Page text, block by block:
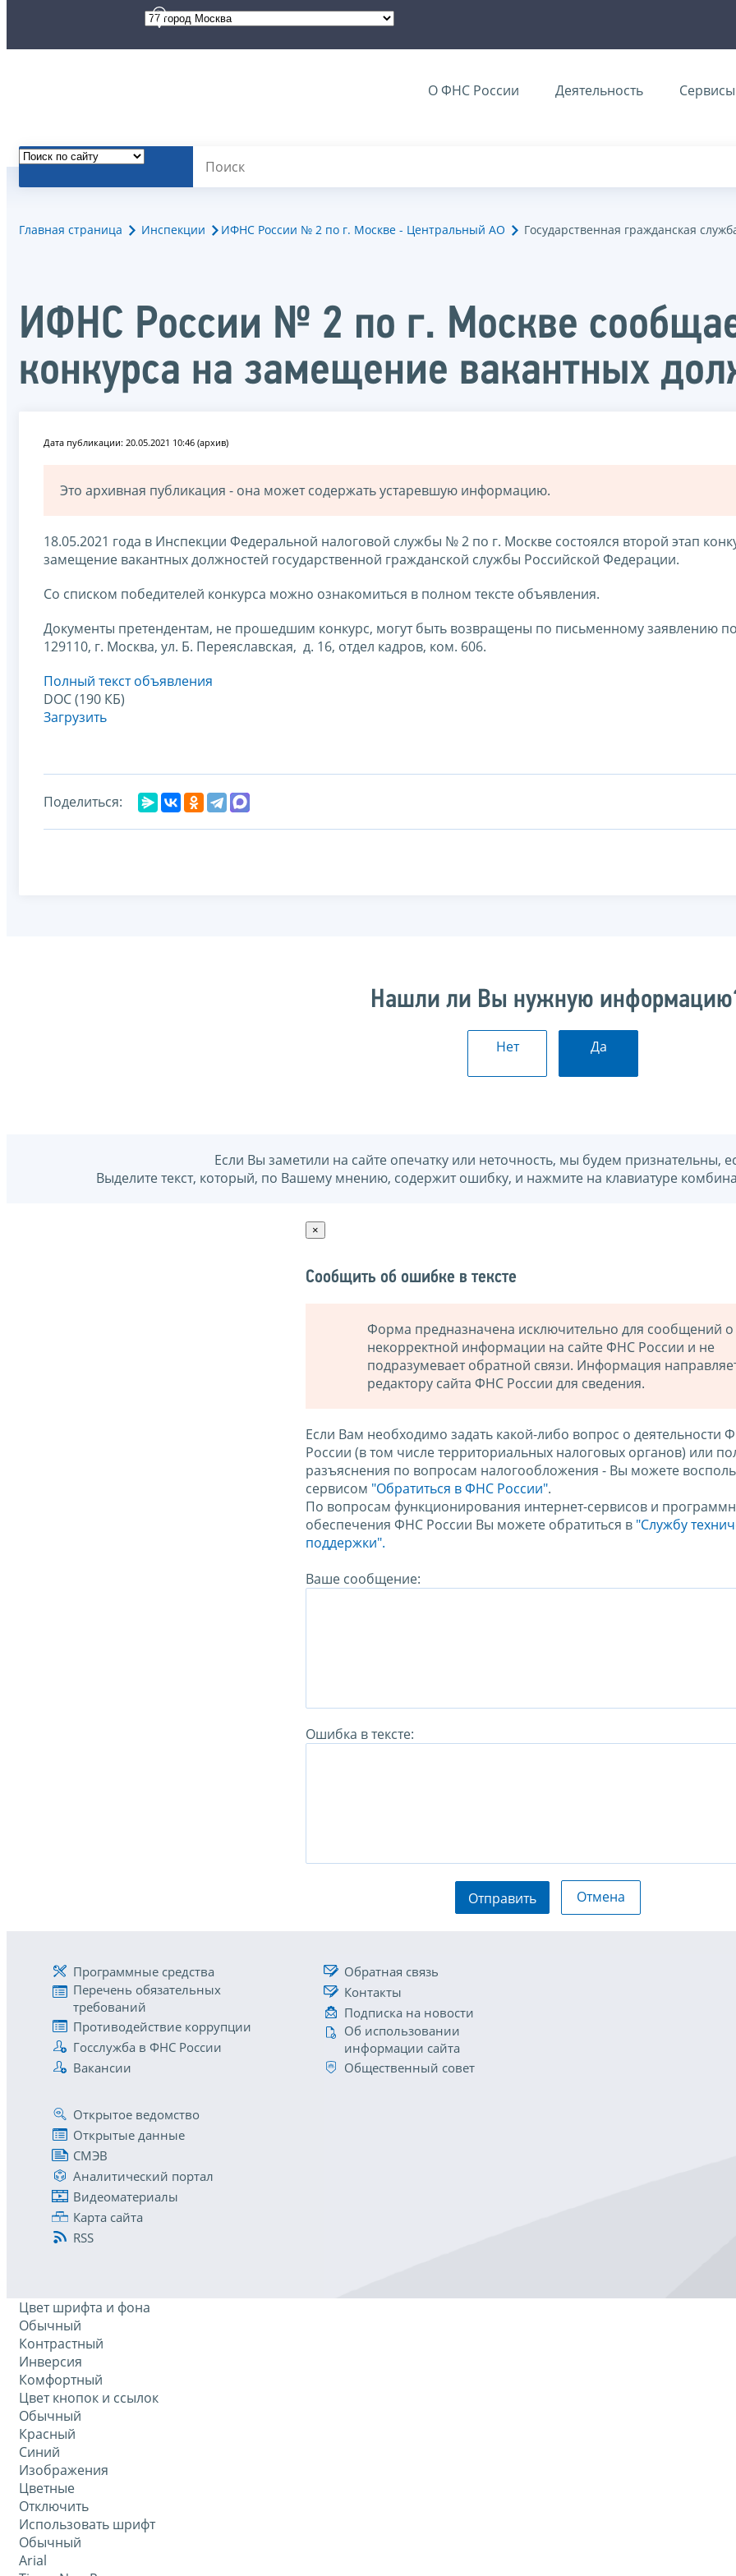
О ФНС России Деятельность Сервисы
Главная страница Инспекции ИФНС России № 2 по г. Москве - Центральный АО Государственная гражданская
ИФНС России № 2 по г. Москве
конкурса на замещение вакантных
Дата публикации: 20.05.2021 10:46 (архив)
Это архивная публикация - она может содержать устаревшую информацию.
18.05.2021 года в Инспекции Федеральной налоговой службы № 2 по г. Москве состоялся второй этап
замещение вакантных должностей государственной гражданской службы Российской Федерации.
Со списком победителей конкурса можно ознакомиться в полном тексте объявления.
Документы претендентам, не прошедшим конкурс, могут быть возвращены по письменному заявлению
129110, г. Москва, ул. Б. Переяславская, д. 16, отдел кадров, ком. 606.
Полный текст объявления
DOC (190 КБ)
Загрузить
Поделиться:
Нашли ли Вы нужную
Нет Да
Если Вы заметили на сайте опечатку или неточность, мы будем признательны,
Выделите текст, который, по Вашему мнению, содержит ошибку, и нажмите на клавиатуре
×
Сообщить об ошибке в тексте
Форма предназначена исключительно для сообщений о
некорректной информации на сайте ФНС России и не
подразумевает обратной связи. Информация
редактору сайта ФНС России для сведения.
Если Вам необходимо задать какой-либо вопрос о деятельности
России (в том числе территориальных налоговых органов) или
разъяснения по вопросам налогообложения - Вы можете
сервисом "Обратиться в ФНС России".
По вопросам функционирования интернет-сервисов и
обеспечения ФНС России Вы можете обратиться в "Службу
поддержки".
Ваше сообщение:
Ошибка в тексте:
Отправить Отмена
Программные средства
Перечень обязательных
требований
Противодействие коррупции
Госслужба в ФНС России
Вакансии
Обратная связь
Контакты
Подписка на новости
Об использовании
информации сайта
Общественный совет
Открытое ведомство
Открытые данные
СМЭВ
Аналитический портал
Видеоматериалы
Карта сайта
RSS
Цвет шрифта и фона
Обычный
Контрастный
Инверсия
Комфортный
Цвет кнопок и ссылок
Обычный
Красный
Синий
Изображения
Цветные
Отключить
Использовать шрифт
Обычный
Arial